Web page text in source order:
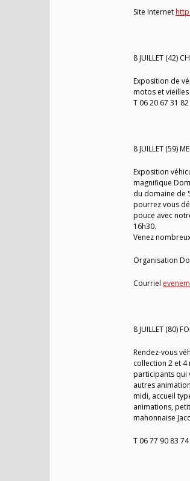
Site Internet
8 JUILLET (42)
Exposition de
motos et
T 06 20 67 31
8 JUILLET (59)
Exposition
magnifique
du domaine de
pourrez vous
pouce avec
16h30.
Venez
Organisation
Courriel
8 JUILLET (80)
Rendez-vous
collection 2 et 4
participants qui
autres
midi, accueil
animations,
mahonnaise
T 06 77 90 83